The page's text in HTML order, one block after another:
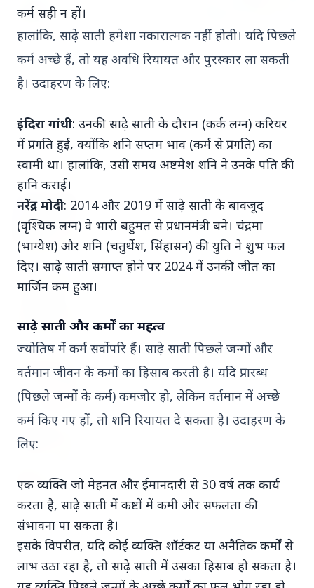
15 May 2026
केरल का नया मुख्यमंत्री बना वी.डी. सतीशन: ‘नए केरल’ का
वादा
Latest News
7 Jun 2026
सलिम कुमार: केरल के मशहूर अभिनेता और कॉमेडियन
का निधन
सकता है
15 May 2026
भोपाल की दुखांत खबर: नवविवाहित महिला ने
भोपाल में आत्महत्या की, परिवार ने सास-ससुर पर
लगाया उत्पीड़न का आरोप
Regional News
कर्म सही न हों।
हालांकि, साढ़े साती हमेशा नकारात्मक नहीं होती। यदि पिछले
कर्म अच्छे हैं, तो यह अवधि रियायत और पुरस्कार ला सकती
है। उदाहरण के लिए:
इंदिरा गांधी: उनकी साढ़े साती के दौरान (कर्क लग्न) करियर
में प्रगति हुई, क्योंकि शनि सप्तम भाव (कर्म से प्रगति) का
स्वामी था। हालांकि, उसी समय अष्टमेश शनि ने उनके पति की
हानि कराई।
नरेंद्र मोदी: 2014 और 2019 में साढ़े साती के बावजूद
(वृश्चिक लग्न) वे भारी बहुमत से प्रधानमंत्री बने। चंद्रमा
(भाग्येश) और शनि (चतुर्थेश, सिंहासन) की युति ने शुभ फल
दिए। साढ़े साती समाप्त होने पर 2024 में उनकी जीत का
मार्जिन कम हुआ।
साढ़े साती और कर्मों का महत्व
ज्योतिष में कर्म सर्वोपरि हैं। साढ़े साती पिछले जन्मों और
वर्तमान जीवन के कर्मों का हिसाब करती है। यदि प्रारब्ध
(पिछले जन्मों के कर्म) कमजोर हो, लेकिन वर्तमान में अच्छे
कर्म किए गए हों, तो शनि रियायत दे सकता है। उदाहरण के
लिए:
एक व्यक्ति जो मेहनत और ईमानदारी से 30 वर्ष तक कार्य
करता है, साढ़े साती में कष्टों में कमी और सफलता की
संभावना पा सकता है।
इसके विपरीत, यदि कोई व्यक्ति शॉर्टकट या अनैतिक कर्मों से
लाभ उठा रहा है, तो साढ़े साती में उसका हिसाब हो सकता है।